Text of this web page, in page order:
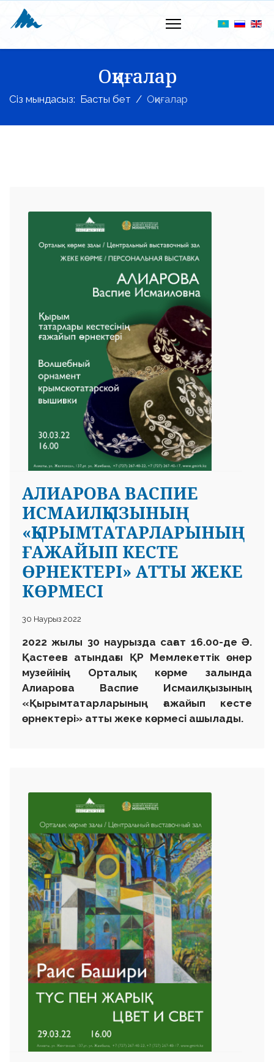
Оқиғалар
Сіз мындасыз: Басты бет Оқиғалар
АЛИАРОВА ВАСПИЕ
ИСМАИЛҚЫЗЫНЫҢ
«ҚЫРЫМТАТАРЛАРЫНЫҢ
ҒАЖАЙЫП КЕСТЕ
ӨРНЕКТЕРІ» АТТЫ ЖЕКЕ
КӨРМЕСІ
30 Наурыз 2022
2022 жылы 30 наурызда сағат 16.00-де Ә.
Қастеев атындағы ҚР Мемлекеттік өнер
музейінің Орталық көрме залында
Алиарова Васпие Исмаилқызының
«Қырымтатарларының ғажайып кесте
өрнектері» атты жеке көрмесі ашылады.